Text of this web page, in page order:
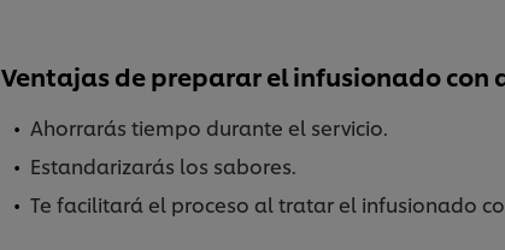
Ventajas de preparar el infusionado con
Ahorrarás tiempo durante el servicio.
Estandarizarás los sabores.
Te facilitará el proceso al tratar el infusionado